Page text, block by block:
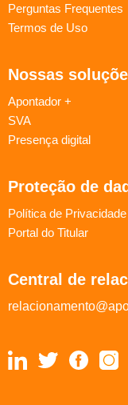
Perguntas Frequentes
Termos de Uso
Nossas
Apontador +
SVA
Presença digital
Proteção de
Política de Privacidade
Portal do Titular
Central de